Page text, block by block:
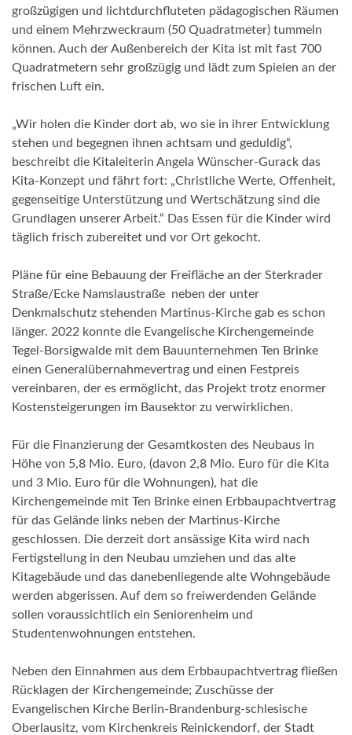
großzügigen und lichtdurchfluteten pädagogischen Räumen
und einem Mehrzweckraum (50 Quadratmeter) tummeln
können. Auch der Außenbereich der Kita ist mit fast 700
Quadratmetern sehr großzügig und lädt zum Spielen an der
frischen Luft ein.
„Wir holen die Kinder dort ab, wo sie in ihrer Entwicklung
stehen und begegnen ihnen achtsam und geduldig“,
beschreibt die Kitaleiterin Angela Wünscher-Gurack das
Kita-Konzept und fährt fort: „Christliche Werte, Offenheit,
gegenseitige Unterstützung und Wertschätzung sind die
Grundlagen unserer Arbeit.“ Das Essen für die Kinder wird
täglich frisch zubereitet und vor Ort gekocht.
Pläne für eine Bebauung der Freifläche an der Sterkrader
Straße/Ecke Namslaustraße neben der unter
Denkmalschutz stehenden Martinus-Kirche gab es schon
länger. 2022 konnte die Evangelische Kirchengemeinde
Tegel-Borsigwalde mit dem Bauunternehmen Ten Brinke
einen Generalübernahmevertrag und einen Festpreis
vereinbaren, der es ermöglicht, das Projekt trotz enormer
Kostensteigerungen im Bausektor zu verwirklichen.
Für die Finanzierung der Gesamtkosten des Neubaus in
Höhe von 5,8 Mio. Euro, (davon 2,8 Mio. Euro für die Kita
und 3 Mio. Euro für die Wohnungen), hat die
Kirchengemeinde mit Ten Brinke einen Erbbaupachtvertrag
für das Gelände links neben der Martinus-Kirche
geschlossen. Die derzeit dort ansässige Kita wird nach
Fertigstellung in den Neubau umziehen und das alte
Kitagebäude und das danebenliegende alte Wohngebäude
werden abgerissen. Auf dem so freiwerdenden Gelände
sollen voraussichtlich ein Seniorenheim und
Studentenwohnungen entstehen.
Neben den Einnahmen aus dem Erbbaupachtvertrag fließen
Rücklagen der Kirchengemeinde; Zuschüsse der
Evangelischen Kirche Berlin-Brandenburg-schlesische
Oberlausitz, vom Kirchenkreis Reinickendorf, der Stadt